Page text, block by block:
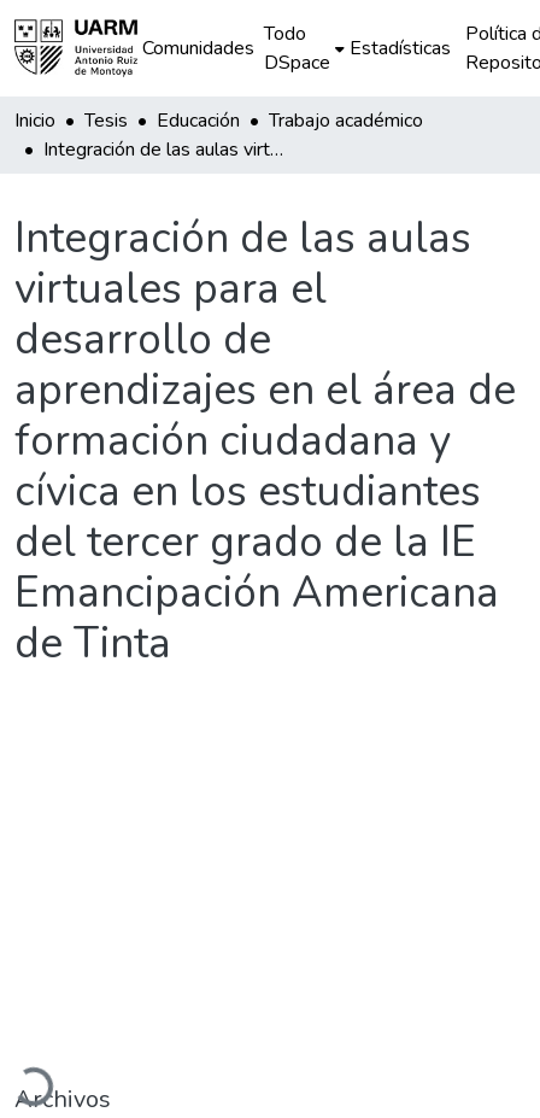
Comunidades
Todo
DSpace
Estadísticas
Política
Inicio Tesis Educación
Trabajo académico
Integración de las aulas virtuales para el desarrollo de aprendizajes en el área de formación ciudadana y cívica en los estudiantes del tercer grado de la IE Emancipación Americana de Tinta
Integración de las aulas
virtuales para el
desarrollo de
aprendizajes en el área de
formación ciudadana y
cívica en los estudiantes
del tercer grado de la IE
Emancipación Americana
de Tinta
Cargando...
Archivos